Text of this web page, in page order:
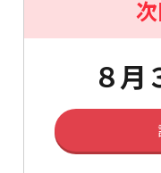
８月